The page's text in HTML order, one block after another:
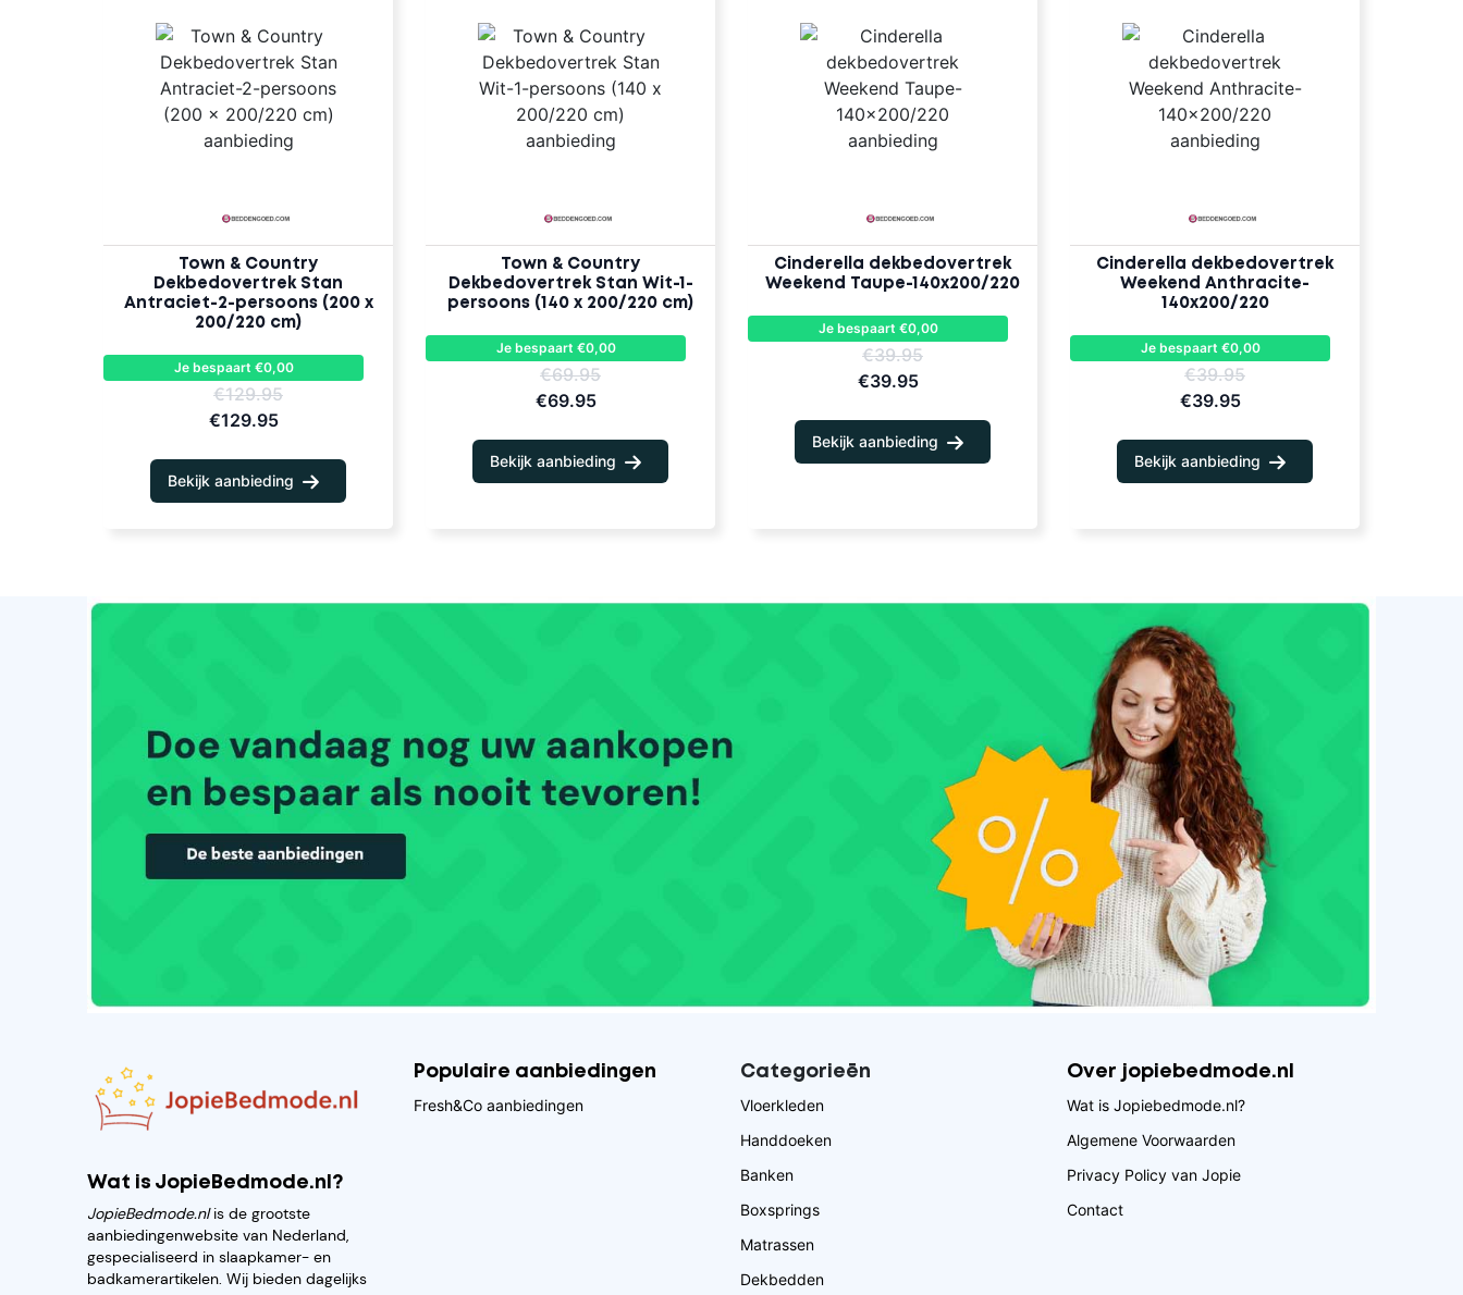
Town & Country
Dekbedovertrek Stan
Antraciet-2-persoons (200 x
200/220 cm)
Je bespaart €0,00
€129.95
€129.95
Bekijk aanbieding
Town & Country
Dekbedovertrek Stan Wit-1-
persoons (140 x 200/220 cm)
Je bespaart €0,00
€69.95
€69.95
Bekijk aanbieding
Cinderella dekbedovertrek
Weekend Taupe-140x200/220
Je bespaart €0,00
€39.95
€39.95
Bekijk aanbieding
Cinderella dekbedovertrek
Weekend Anthracite-
140x200/220
Je bespaart €0,00
€39.95
€39.95
Bekijk aanbieding
Wat is JopieBedmode.nl?
JopieBedmode.nlis de grootste
aanbiedingenwebsite van Nederland,
gespecialiseerd in slaapkamer- en
badkamerartikelen. Wij bieden dagelijks
Populaire aanbiedingen
Fresh&Co aanbiedingen
Categorieēn
Vloerkleden
Handdoeken
Banken
Boxsprings
Matrassen
Dekbedden
Over jopiebedmode.nl
Wat is Jopiebedmode.nl?
Algemene Voorwaarden
Privacy Policy van Jopie
Contact